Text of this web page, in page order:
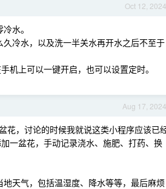
Oct 12, 2024
水。
冷水，以及洗一半关水再开水之后不至于
机上可以一键开启，也可以设置定时。
Aug 17, 2024
花，讨论的时候我就说这类小程序应该已
一盆花，手动记录浇水、施肥、打药、换
天气，包括温湿度、降水等等，最后麻烦